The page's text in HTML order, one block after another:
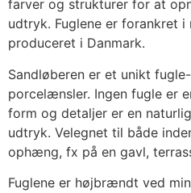
farver og strukturer for at
udtryk. Fuglene er forankret
produceret i Danmark.
Sandløberen er et unikt
porcelænsler. Ingen fugle er
form og detaljer er en
udtryk. Velegnet til både
ophæng, fx på en gavl,
Fuglene er højbrændt ved